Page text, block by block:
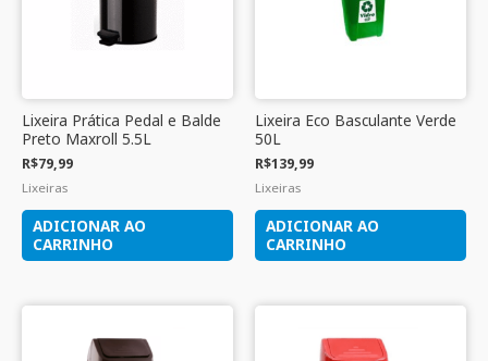
Lixeira Prática Pedal e Balde
Preto Maxroll 5.5L
R$79,99
Lixeiras
ADICIONAR AO
CARRINHO
Lixeira Eco Basculante Verde
50L
R$139,99
Lixeiras
ADICIONAR AO
CARRINHO